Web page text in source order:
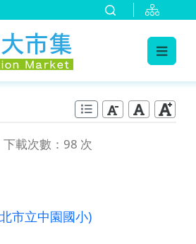
下載次數：98 次
市立中園國小)